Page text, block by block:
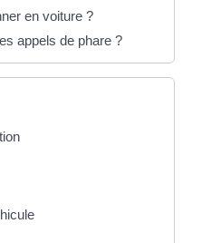
en voiture ?
appels de phare ?